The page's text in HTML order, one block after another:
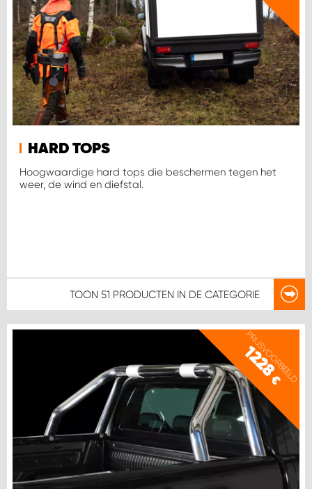
HARD TOPS
Hoogwaardige hard tops die beschermen tegen het
weer, de wind en diefstal.
TOON 51 PRODUCTEN IN DE CATEGORIE
PRIJSVOORBEELD
1228
€